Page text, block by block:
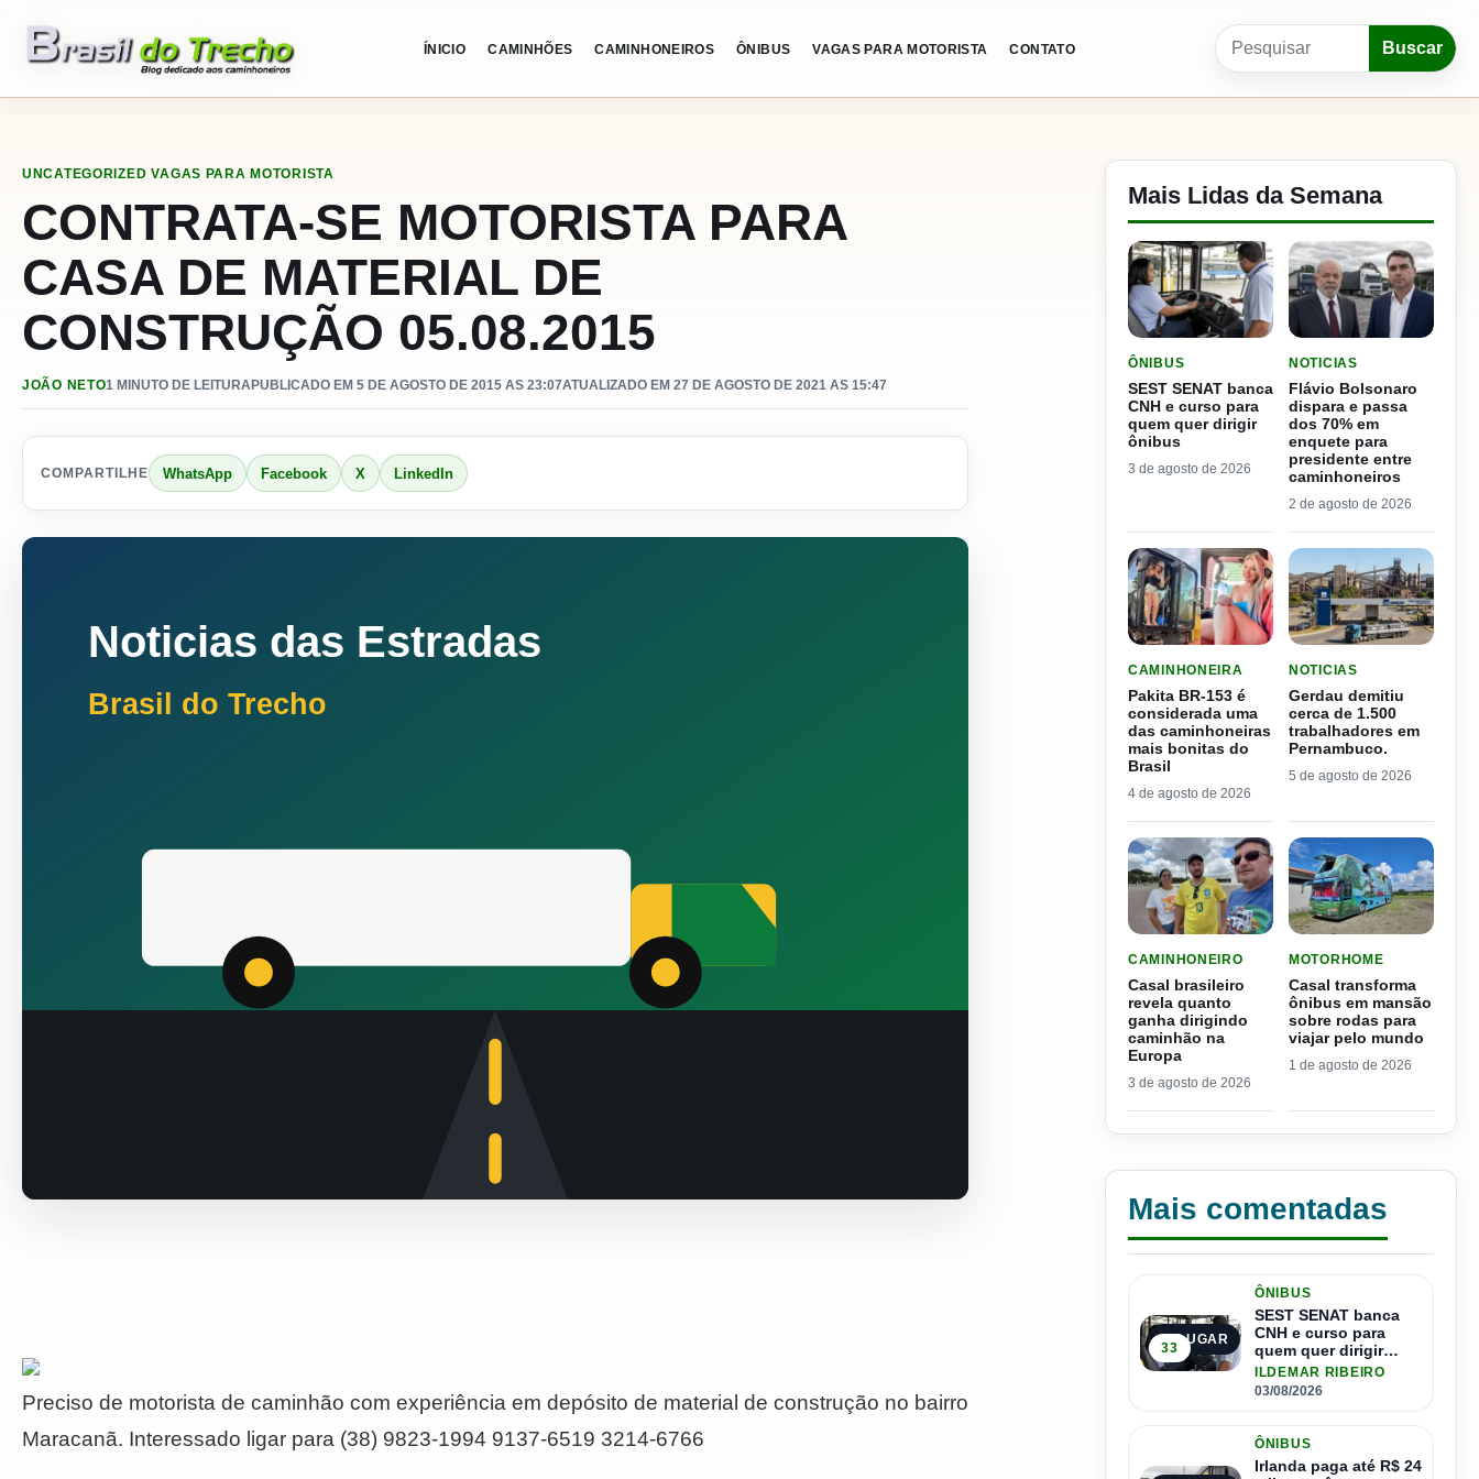
ÍNICIO CAMINHÕES CAMINHONEIROS ÔNIBUS VAGAS PARA MOTORISTA CONTATO
Pesquisar por:
Buscar
UNCATEGORIZED VAGAS PARA MOTORISTA
CONTRATA-SE MOTORISTA PARA
CASA DE MATERIAL DE
CONSTRUÇÃO 05.08.2015
JOÃO NETO1 MINUTO DE LEITURAPUBLICADO EM 5 DE AGOSTO DE 2015 AS 23:07ATUALIZADO EM 27 DE AGOSTO DE 2021 AS 15:47
COMPARTILHE WhatsApp Facebook X LinkedIn
Preciso de motorista de caminhão com experiência em depósito de material de construção no bairro
Maracanã. Interessado ligar para (38) 9823-1994 9137-6519 3214-6766
Mais Lidas da Semana
ÔNIBUS
SEST SENAT banca
CNH e curso para
quem quer dirigir
ônibus
3 de agosto de 2026
NOTICIAS
Flávio Bolsonaro
dispara e passa
dos 70% em
enquete para
presidente entre
caminhoneiros
2 de agosto de 2026
CAMINHONEIRA
Pakita BR-153 é
considerada uma
das caminhoneiras
mais bonitas do
Brasil
4 de agosto de 2026
NOTICIAS
Gerdau demitiu
cerca de 1.500
trabalhadores em
Pernambuco.
5 de agosto de 2026
CAMINHONEIRO
Casal brasileiro
revela quanto
ganha dirigindo
caminhão na
Europa
3 de agosto de 2026
MOTORHOME
Casal transforma
ônibus em mansão
sobre rodas para
viajar pelo mundo
1 de agosto de 2026
Mais comentadas
1º LUGAR
33
ÔNIBUS
SEST SENAT banca
CNH e curso para
quem quer dirigir
ônibus
ILDEMAR RIBEIRO
03/08/2026
ÔNIBUS
Irlanda paga até R$ 24